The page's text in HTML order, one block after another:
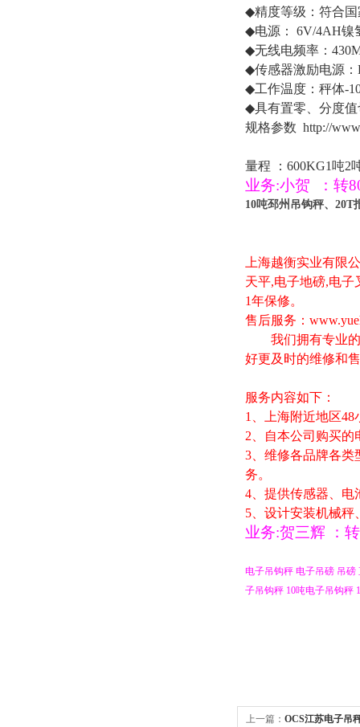
◆精度等级：符合
◆电源： 6V/4AH镍
◆无线电频率：
◆传感器激励电源：
◆工作温度：秤体-
◆具有置零、分度
规格参数 http://
量程 ： 600KG1 吨2
业务:小贺 ： 转
10吨邳州吊钩秤、20T
上海越衡实业有限
天平,电子地磅,电子
1年保修。
售后服务：
我们拥有专业的
好更及时的维修和
服务内容如下：
1
、上海附近地区48
2 、自本公司购买
3 、维修各品牌各
务。
4 、提供传感器、
5 、设计安装机械
业务:贺三辉 ： 转
电子吊钩秤 电子吊磅 吊磅
子吊钩秤 10吨电子吊钩秤
上一篇： OCS江苏电子吊